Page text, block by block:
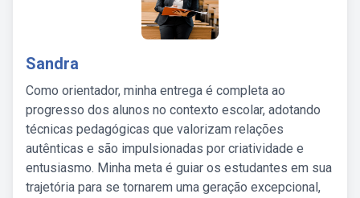
Sandra
Como orientador, minha entrega é completa ao
progresso dos alunos no contexto escolar, adotando
técnicas pedagógicas que valorizam relações
autênticas e são impulsionadas por criatividade e
entusiasmo. Minha meta é guiar os estudantes em sua
trajetória para se tornarem uma geração excepcional,